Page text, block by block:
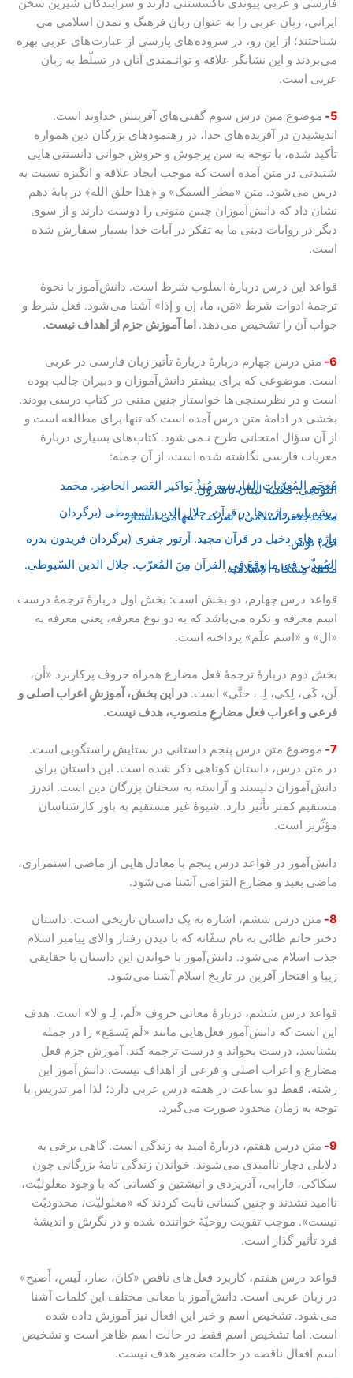
فارسی و عربی پیوندی ناگسستنی دارند و سرایندگان شیرین سخن
ایرانی، زبان عربی را به عنوان زبان فرهنگ و تمدن اسلامی می
شناختند؛ از این رو، در سروده های پارسی از عبارت های عربی بهره
می بردند و این نشانگر علاقه و توانـمندی آنان در تسلّط به زبان
عربی است.
5-
موضوع متن درس سوم گفتی های آفرینش خداوند است.
اندیشیدن در آفریده های خدا، در رهنمودهای بزرگان دین همواره
تأکید شده، با توجه به سن پرجوش و خروش جوانی دانستنی هایی
شنیدنی در متن آمده است که موجب ایجاد علاقه و انگیزه نسبت به
درس می شود. متن «مطر السمک» و ﴿هذا خلق الله﴾ در پایۀ دهم
نشان داد که دانش آموزان چنین متونی را دوست دارند و از سوی
دیگر در روایات دینی ما به تفکر در آیات خدا بسیار سفارش شده
است.
قواعد این درس دربارۀ اسلوب شرط است. دانش آموز با نحوۀ
ترجمۀ ادوات شرط «مَن، ما، إن و إذا» آشنا می شود. فعل شرط و
جواب آن را تشخیص می دهد. اما آموزش جزم از اهداف نیست.
6-
متن درس چهارم دربارۀ دربارۀ تأثیر زبان فارسی در عربی
است. موضوعی که برای بیشتر دانش آموزان و دبیران جالب بوده
است و در نظرسنجی ها خواستار چنین متنی در کتاب درسی بودند.
بخشی در ادامۀ متن درس آمده است که تنها برای مطالعه است و
از آن سؤال امتحانی طرح نـمی شود. کتاب های بسیاری دربارۀ
معربات فارسی نگاشته شده است، از آن جمله:
مُعجَم المُعرّبات الفارسیه مُنذُ بَواکیر العَصر الحاضِر. محمد
التّونجی. مکتبه لبنان ناشرون.
ریشه یابی واژه ها در قرآن. جلال الدین السیوطی (برگردان
محمدجعفر اسلامی.) شرکت سهامی انتشار.
واژه های دخیل در قرآن مجید. آرتور جفری (برگردان فریدون بدره
ای.) توس.
المُهذّب فی ما وقعَ فِی القرآن مِنَ المُعرّب. جلال الدین السّیوطی.
مکتبه مِشکاه الإسلامیه.
قواعد درس چهارم، دو بخش است: بخش اول دربارۀ ترجمۀ درست
اسم معرفه و نکره می باشد که به دو نوع معرفه، یعنی معرفه به
«ال» و «اسم علَم» پرداخته است.
بخش دوم دربارۀ ترجمۀ فعل مضارع همراه حروف پرکاربرد «أَن،
لَن، کَی، لِکی، لِـ ، حتَّی» است. در این بخش، آموزشِ اعراب اصلی و
فرعی و اعراب فعل مضارعِ منصوب، هدف نیست.
7-
موضوع متن درس پنجم داستانی در ستایش راستگویی است.
در متن درس، داستان کوتاهی ذکر شده است. این داستان برای
دانش آموزان دلپسند و آراسته به سخنان بزرگان دین است. اندرز
مستقیم کمتر تأثیر دارد. شیوۀ غیر مستقیم به باور کارشناسان
مؤثّرتر است.
دانش آموز در قواعد درس پنجم با معادل هایی از ماضی استمراری،
ماضی بعید و مضارع التزامی آشنا می شود.
8-
متن درس ششم، اشاره به یک داستان تاریخی است. داستان
دختر حاتم طائی به نام سفّانه که با دیدن رفتار والای پیامبر اسلام
جذب اسلام می شود. دانش آموز با خواندن این داستان با حقایقی
زیبا و افتخار آفرین در تاریخ اسلام آشنا می شود.
قواعد درس ششم، دربارۀ معانی حروف «لَم، لِـ و لا» است. هدف
این است که دانش آموز فعل هایی مانند «لَم یَسمَع» را در جمله
بشناسد، درست بخواند و درست ترجمه کند. آموزش جزم فعل
مضارع و اعراب اصلی و فرعی از اهداف نیست. دانش آموز این
رشته، فقط دو ساعت در هفته درس عربی دارد؛ لذا امر تدریس با
توجه به زمان محدود صورت می گیرد.
9-
متن درس هفتم، دربارۀ امید به زندگی است. گاهی برخی به
دلایلی دچار ناامیدی می شوند. خواندن زندگی نامۀ بزرگانی چون
سکاکی، فارابی، آذریزدی و انیشتین و کسانی که با وجود معلولیّت،
ناامید نشدند و چنین کسانی ثابت کردند که «معلولیّت، محدودیّت
نیست». موجب تقویت روحیّۀ خواننده شده و در نگرش و اندیشۀ
فرد تأثیر گذار است.
قواعد درس هفتم، کاربرد فعل های ناقص «کانَ، صار، لَیس، أَصبَح»
در زبان عربی است. دانش آموز با معانی مختلف این کلمات آشنا
می شود. تشخیص اسم و خبر این افعال نیز آموزش داده شده
است. اما تشخیص اسم فقط در حالت اسم ظاهر است و تشخیص
اسم افعال ناقصه در حالت ضمیر هدف نیست.